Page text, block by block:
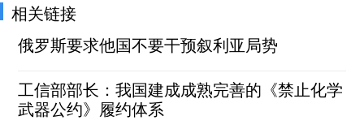
相关链接
俄罗斯要求他国不要干预叙利亚局势
工信部部长：我国建成成熟完善的《禁止化学
武器公约》履约体系